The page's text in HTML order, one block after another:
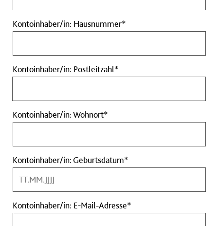
Kontoinhaber/in: Hausnummer*
Hausnummer
Kontoinhaber/in: Postleitzahl*
Postleitzahl
Kontoinhaber/in: Wohnort*
Wohnort
Kontoinhaber/in: Geburtsdatum*
Geburtsdatum
Kontoinhaber/in: E-Mail-Adresse*
E-